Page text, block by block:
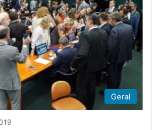
Geral